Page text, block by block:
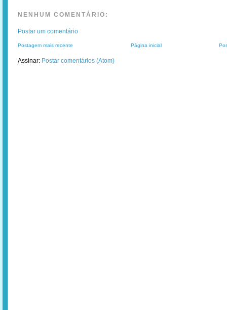
NENHUM COMENTÁRIO:
Postar um comentário
Postagem mais recente Página inicial
Assinar: Postar comentários (Atom)